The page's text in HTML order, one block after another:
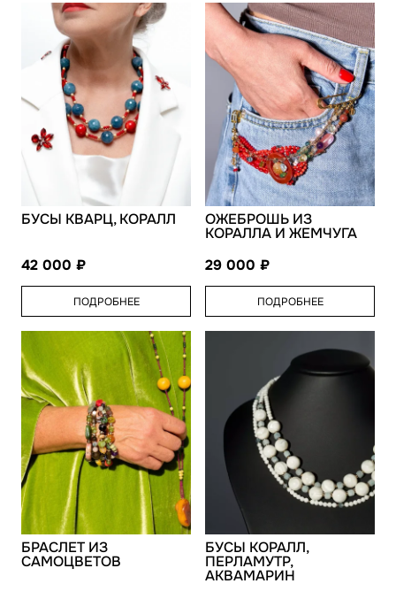
БУСЫ КВАРЦ, КОРАЛЛ
42 000
ПОДРОБНЕЕ
ОЖЕБРОШЬ ИЗ
КОРАЛЛА И ЖЕМЧУГА
29 000
ПОДРОБНЕЕ
БРАСЛЕТ ИЗ
САМОЦВЕТОВ
БУСЫ КОРАЛЛ,
ПЕРЛАМУТР,
АКВАМАРИН